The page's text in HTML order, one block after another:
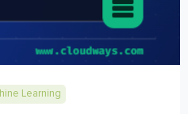
Learning